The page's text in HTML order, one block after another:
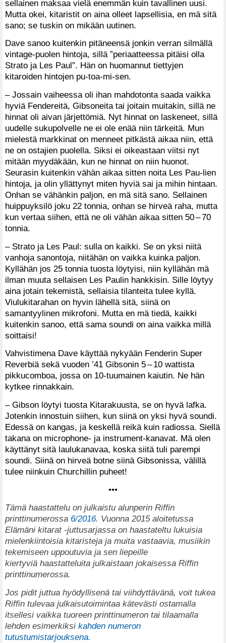
sellainen maksaa vielä enemmän kuin tavallinen uusi.
Mutta okei, kitaristit on aina olleet lapsellisia, en mä sitä
sano; se tuskin on mikään uutinen.
Dave sanoo kuitenkin pitäneensä jonkin verran silmällä
vintage-puolen hintoja, sillä ”periaatteessa pitäisi olla
Strato ja Les Paul”. Hän on huomannut tiettyjen
kitaroiden hintojen pu-toa-mi-sen.
– Jossain vaiheessa oli ihan mahdotonta saada vaikka
hyviä Fendereitä, Gibsoneita tai joitain muitakin, sillä ne
hinnat oli aivan järjettömiä. Nyt hinnat on laskeneet, sillä
uudelle sukupolvelle ne ei ole enää niin tärkeitä. Mun
mielestä markkinat on menneet pitkästä aikaa niin, että
ne on ostajien puolella. Siksi ei oikeastaan viitsi nyt
mitään myydäkään, kun ne hinnat on niin huonot.
Seurasin kuitenkin vähän aikaa sitten noita Les Pau-lien
hintoja, ja olin yllättynyt miten hyviä sai ja mihin hintaan.
Onhan se vähänkin paljon, en mä sitä sano. Sellainen
huippuyksilö joku 22 tonnia, onhan se hirveä raha, mutta
kun vertaa siihen, että ne oli vähän aikaa sitten 50 – 70
tonnia.
– Strato ja Les Paul: sulla on kaikki. Se on yksi niitä
vanhoja sanontoja, niitähän on vaikka kuinka paljon.
Kyllähän jos 25 tonnia tuosta löytyisi, niin kyllähän mä
ilman muuta sellaisen Les Paulin hankkisin. Sille löytyy
aina jotain tekemistä, sellaisia tilanteita tulee kyllä.
Viulukitarahan on hyvin lähellä sitä, siinä on
samantyylinen mikrofoni. Mutta en mä tiedä, kaikki
kuitenkin sanoo, että sama soundi on aina vaikka millä
soittaisi!
Vahvistimena Dave käyttää nykyään Fenderin Super
Reverbiä sekä vuoden ’41 Gibsonin 5 – 10 wattista
pikkucomboa, jossa on 10-tuumainen kaiutin. Ne hän
kytkee rinnakkain.
– Gibson löytyi tuosta Kitarakuusta, se on hyvä lafka.
Jotenkin innostuin siihen, kun siinä on yksi hyvä soundi.
Edessä on kangas, ja keskellä reikä kuin radiossa. Siellä
takana on microphone- ja instrument-kanavat. Mä olen
käyttänyt sitä laulukanavaa, koska siitä tuli parempi
soundi. Siinä on hirveä botne siinä Gibsonissa, välillä
tulee niinkuin Churchillin puheet!
•••
Tämä haastattelu on julkaistu alunperin Riffin
printtinumerossa 6/2016. Vuonna 2015 aloitetussa
Elämäni kitarat -juttusarjassa on haastateltu lukuisia
mielenkiintoisia kitaristeja ja muita vastaavia, musiikin
tekemiseen uppoutuvia ja sen liepeille
kiertyviä haastatteluita julkaistaan jokaisessa Riffin
printtinumerossa.
Jos pidit juttua hyödyllisenä tai viihdyttävänä, voit tukea
Riffin tulevaa julkaisutoimintaa kätevästi ostamalla
itsellesi vaikka tuoreen printtinumeron tai tilaamalla
lehden esimerkiksi kahden numeron
tutustumistarjouksena.